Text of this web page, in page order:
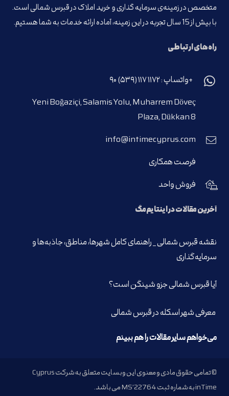
متخصص در زمینه‌ی سرمایه گذاری و خرید املاک در قبرس شمالی است.
با بیش از 15 سال تجربه در این زمینه، آماده ارائه خدمات به شما هستیم.
راه‌های ارتباطی
+واتساپ : ۱۱۷۲ ۱۱۷ (۵۳۹) ۹۰
Yeni Boğaziçi, Salamis Yolu, Muharrem Döveç
Plaza, Dükkan 8
info@intimecyprus.com
فرصت همکاری
فروش واحد
آخرین مقالات در اینتایم‌مگ
نقشه قبرس شمالی _ راهنمای کامل شهرها، مناطق، جاذبه‌ها و
سرمایه‌گذاری
آیا قبرس شمالی جزو شینگن است؟
معرفی شهر اسکله در قبرس شمالی
می‌خواهم سایر مقالات را هم ببینم
© تمامی حقوق مادی و معنوی این وبسایت متعلق به شرکت Cyprus
inTime به شماره ثبت MS’22764 می باشد.